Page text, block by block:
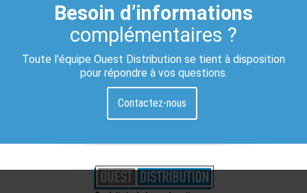
Besoin d’informations
complémentaires ?
Toute l'équipe Ouest Distribution se tient à disposition
pour répondre à vos questions.
Contactez-nous